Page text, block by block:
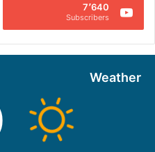
7٬640
Subscribers
Weather